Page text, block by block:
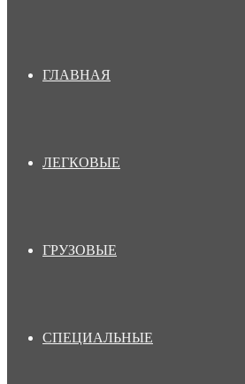
ГЛАВНАЯ
ЛЕГКОВЫЕ
ГРУЗОВЫЕ
СПЕЦИАЛЬНЫЕ